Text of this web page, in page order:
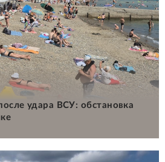
удара ВСУ: обстановка